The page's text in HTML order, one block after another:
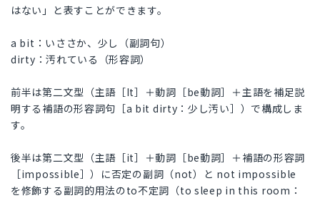
はない」と表すことができます。
a bit：いささか、少し（副詞句）
dirty：汚れている（形容詞）
前半は第二文型（主語［It］＋動詞［be動詞］＋主語を補足説
明する補語の形容詞句［a bit dirty：少し汚い］）で構成しま
す。
後半は第二文型（主語［it］＋動詞［be動詞］＋補語の形容詞
［impossible］）に否定の副詞（not）と not impossible
を修飾する副詞的用法のto不定詞（to sleep in this room：